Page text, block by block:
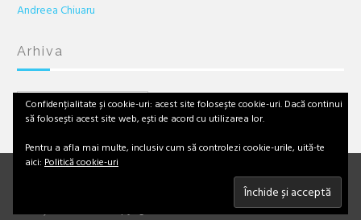
Andreea Chiuaru
Arhiva
Arhiva
Textele şi imaginile aparţin autorului, excepţie făcând cazul unde este
menţionată sursa. Copyright © 2013 - 2017 Laura Teodora Paraschiv
Confidențialitate și cookie-uri: acest site folosește cookie-uri. Dacă continui
să folosești acest site web, ești de acord cu utilizarea lor.
Pentru a afla mai multe, inclusiv cum să controlezi cookie-urile, uită-te
aici: Politică cookie-uri